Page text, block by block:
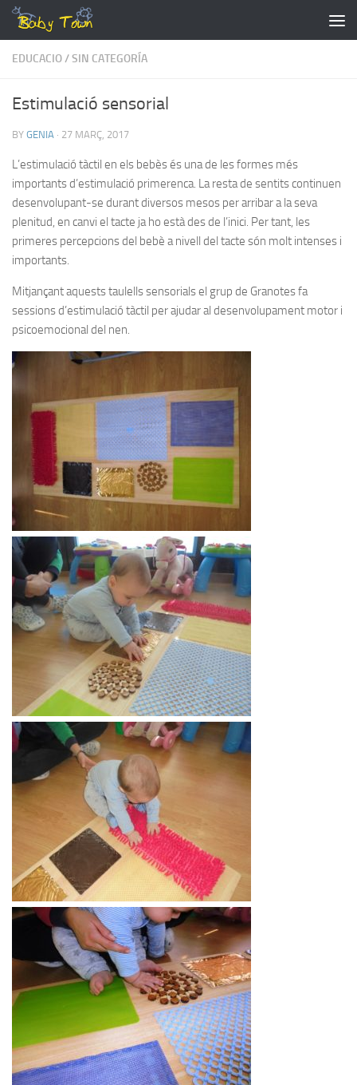
Skip to content
EDUCACIO/SIN CATEGORÍA
Estimulació sensorial
BY GENIA · 27 MARÇ, 2017
L’estimulació tàctil en els bebès és una de les formes més
importants d’estimulació primerenca. La resta de sentits continuen
desenvolupant-se durant diversos mesos per arribar a la seva
plenitud, en canvi el tacte ja ho està des de l’inici. Per tant, les
primeres percepcions del bebè a nivell del tacte són molt intenses i
importants.
Mitjançant aquests taulells sensorials el grup de Granotes fa
sessions d’estimulació tàctil per ajudar al desenvolupament motor i
psicoemocional del nen.